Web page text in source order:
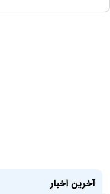
آخرین اخبار